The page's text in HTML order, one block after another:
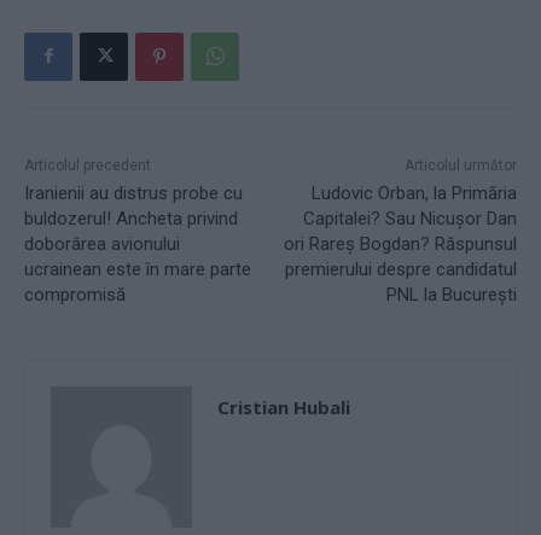
Articolul precedent
Iranienii au distrus probe cu
buldozerul! Ancheta privind
doborârea avionului
ucrainean este în mare parte
compromisă
Articolul următor
Ludovic Orban, la Primăria
Capitalei? Sau Nicuşor Dan
ori Rareş Bogdan? Răspunsul
premierului despre candidatul
PNL la Bucureşti
Cristian Hubali